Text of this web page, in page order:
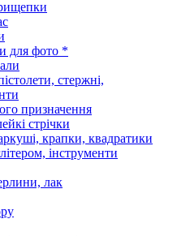
для фото *
стержні,
призначення
стрічки
крапки, квадратики
інструменти
лак